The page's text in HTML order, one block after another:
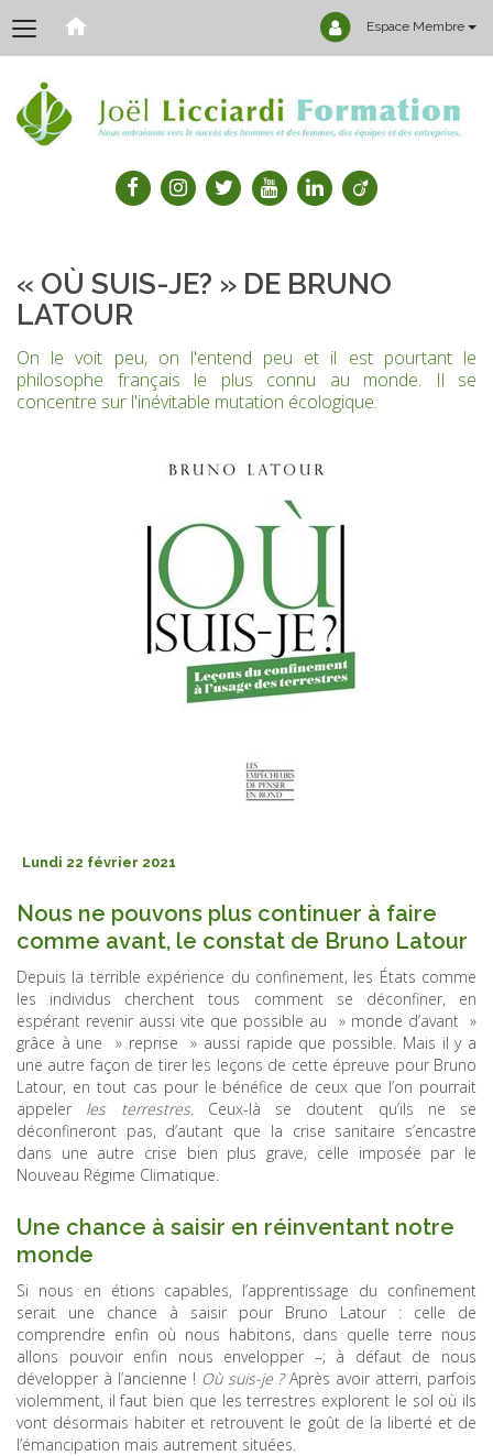
Espace Membre
« OÙ SUIS-JE? » DE BRUNO
LATOUR
On le voit peu, on l'entend peu et il est pourtant le
philosophe français le plus connu au monde. Il se
concentre sur l'inévitable mutation écologique.
Lundi 22 février 2021
Nous ne pouvons plus continuer à faire
comme avant, le constat de Bruno Latour
Depuis la terrible expérience du confinement, les États comme
les individus cherchent tous comment se déconfiner, en
espérant revenir aussi vite que possible au » monde d’avant »
grâce à une » reprise » aussi rapide que possible. Mais il y a
une autre façon de tirer les leçons de cette épreuve pour Bruno
Latour, en tout cas pour le bénéfice de ceux que l’on pourrait
appeler les terrestres. Ceux-là se doutent qu’ils ne se
déconfineront pas, d’autant que la crise sanitaire s’encastre
dans une autre crise bien plus grave, celle imposée par le
Nouveau Régime Climatique.
Une chance à saisir en réinventant notre
monde
Si nous en étions capables, l’apprentissage du confinement
serait une chance à saisir pour Bruno Latour : celle de
comprendre enfin où nous habitons, dans quelle terre nous
allons pouvoir enfin nous envelopper –; à défaut de nous
développer à l’ancienne ! Où suis-je ?Après avoir atterri, parfois
violemment, il faut bien que les terrestres explorent le sol où ils
vont désormais habiter et retrouvent le goût de la liberté et de
l’émancipation mais autrement situées.